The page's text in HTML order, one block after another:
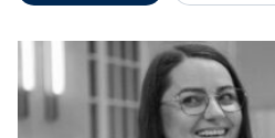
ȘTIREA MEA
+ Adaugă titlu